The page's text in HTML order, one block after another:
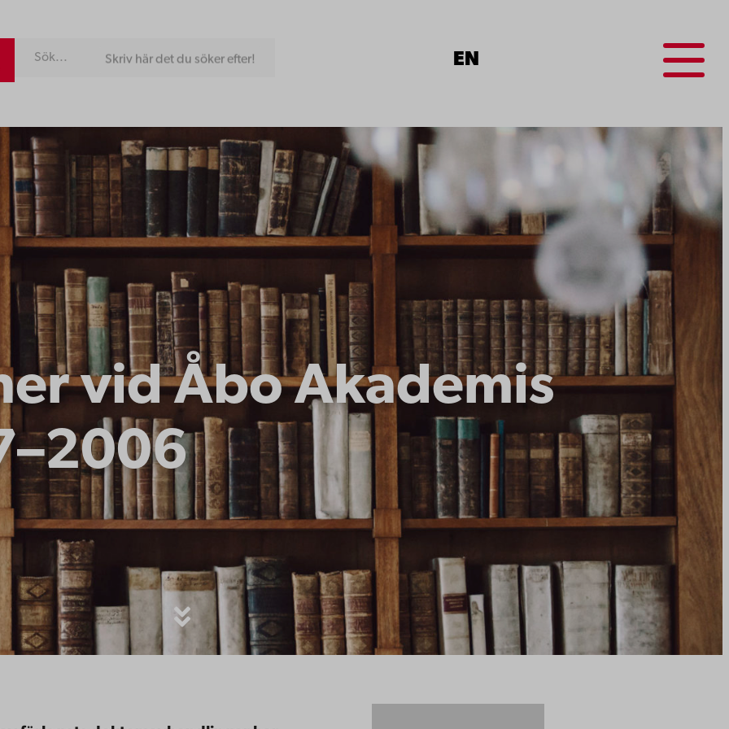
Skriv här det du söker efter! EN
Menu
vid Åbo Akademis